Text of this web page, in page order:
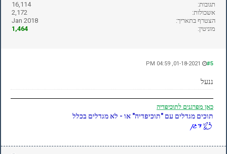
תגובות:
16,114
אשכולות:
2,172
הצטרף בתאריך:
Jan 2018
מוניטין:
1,464
#5
ננעל
כאן מפרגנים לתוכיפדיה
תוכים מגדלים עם "תוכיפדיה" או - לא מגדלים בכלל